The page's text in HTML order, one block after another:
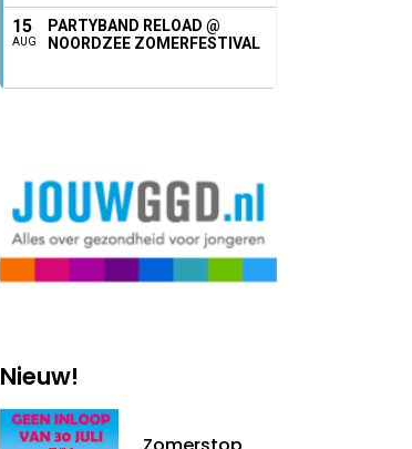
15
AUG
PARTYBAND RELOAD @
NOORDZEE ZOMERFESTIVAL
Nieuw!